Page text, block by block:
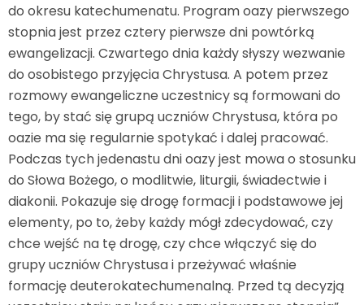
do okresu katechumenatu. Program oazy pierwszego
stopnia jest przez cztery pierwsze dni powtórką
ewangelizacji. Czwartego dnia każdy słyszy wezwanie
do osobistego przyjęcia Chrystusa. A potem przez
rozmowy ewangeliczne uczestnicy są formowani do
tego, by stać się grupą uczniów Chrystusa, która po
oazie ma się regularnie spotykać i dalej pracować.
Podczas tych jedenastu dni oazy jest mowa o stosunku
do Słowa Bożego, o modlitwie, liturgii, świadectwie i
diakonii. Pokazuje się drogę formacji i podstawowe jej
elementy, po to, żeby każdy mógł zdecydować, czy
chce wejść na tę drogę, czy chce włączyć się do
grupy uczniów Chrystusa i przeżywać właśnie
formację deuterokatechumenalną. Przed tą decyzją